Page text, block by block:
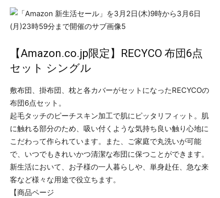
【Amazon.co.jp限定】RECYCO 布団6点
セット シングル
敷布団、掛布団、枕と各カバーがセットになったRECYCOの
布団6点セット。
起毛タッチのピーチスキン加工で肌にピッタリフィット。肌
に触れる部分のため、吸い付くような気持ち良い触り心地に
こだわって作られています。また、ご家庭で丸洗いが可能
で、いつでもきれいかつ清潔な布団に保つことができます。
新生活において、お子様の一人暮らしや、単身赴任、急な来
客など様々な用途で役立ちます。
【商品ページ